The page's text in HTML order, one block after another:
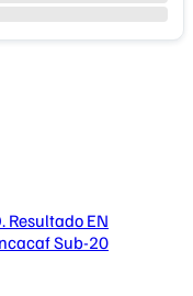
Resultado EN
Sub-20